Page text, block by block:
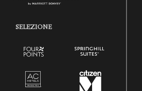
SELEZIONE